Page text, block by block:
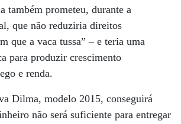
também prometeu, durante a
que não reduziria direitos
que a vaca tussa” – e teria uma
para produzir crescimento
e renda.
Dilma, modelo 2015, conseguirá
não será suficiente para entregar